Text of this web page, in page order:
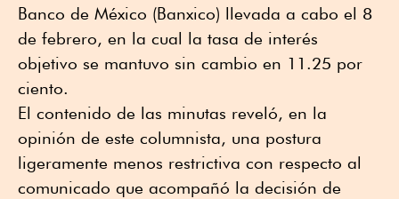
Banco de México (Banxico) llevada a cabo el 8
de febrero, en la cual la tasa de interés
objetivo se mantuvo sin cambio en 11.25 por
ciento.
El contenido de las minutas reveló, en la
opinión de este columnista, una postura
ligeramente menos restrictiva con respecto al
comunicado que acompañó la decisión de